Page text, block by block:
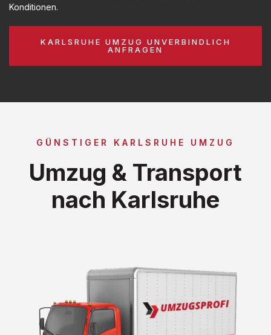
Konditionen.
KARLSRUHE UMZUG UNVERBINDLICH
ANFRAGEN
GÜNSTIGER KARLSRUHE UMZUG
Umzug & Transport
nach Karlsruhe